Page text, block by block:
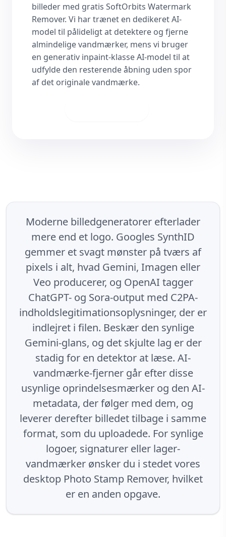
billeder med gratis SoftOrbits Watermark
Remover. Vi har trænet en dedikeret AI-
model til pålideligt at detektere og fjerne
almindelige vandmærker, mens vi bruger
en generativ inpaint-klasse AI-model til at
udfylde den resterende åbning uden spor
af det originale vandmærke.
Moderne billedgeneratorer efterlader
mere end et logo. Googles SynthID
gemmer et svagt mønster på tværs af
pixels i alt, hvad Gemini, Imagen eller
Veo producerer, og OpenAI tagger
ChatGPT- og Sora-output med C2PA-
indholdslegitimationsoplysninger, der er
indlejret i filen. Beskær den synlige
Gemini-glans, og det skjulte lag er der
stadig for en detektor at læse. AI-
vandmærke-fjerner går efter disse
usynlige oprindelsesmærker og den AI-
metadata, der følger med dem, og
leverer derefter billedet tilbage i samme
format, som du uploadede. For synlige
logoer, signaturer eller lager-
vandmærker ønsker du i stedet vores
desktop Photo Stamp Remover, hvilket
er en anden opgave.